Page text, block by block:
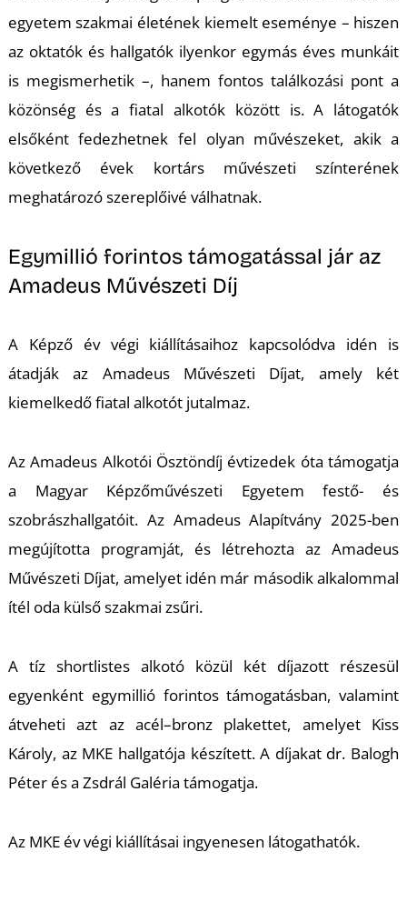
egyetem szakmai életének kiemelt eseménye – hiszen
az oktatók és hallgatók ilyenkor egymás éves munkáit
is megismerhetik –, hanem fontos találkozási pont a
közönség és a fiatal alkotók között is. A látogatók
elsőként fedezhetnek fel olyan művészeket, akik a
következő évek kortárs művészeti színterének
meghatározó szereplőivé válhatnak.
Egymillió forintos támogatással jár az
Amadeus Művészeti Díj
A Képző év végi kiállításaihoz kapcsolódva idén is
átadják az Amadeus Művészeti Díjat, amely két
kiemelkedő fiatal alkotót jutalmaz.
Az Amadeus Alkotói Ösztöndíj évtizedek óta támogatja
a Magyar Képzőművészeti Egyetem festő- és
szobrászhallgatóit. Az Amadeus Alapítvány 2025-ben
megújította programját, és létrehozta az Amadeus
Művészeti Díjat, amelyet idén már második alkalommal
ítél oda külső szakmai zsűri.
A tíz shortlistes alkotó közül két díjazott részesül
egyenként egymillió forintos támogatásban, valamint
átveheti azt az acél–bronz plakettet, amelyet Kiss
Károly, az MKE hallgatója készített. A díjakat dr. Balogh
Péter és a Zsdrál Galéria támogatja.
Az MKE év végi kiállításai ingyenesen látogathatók.